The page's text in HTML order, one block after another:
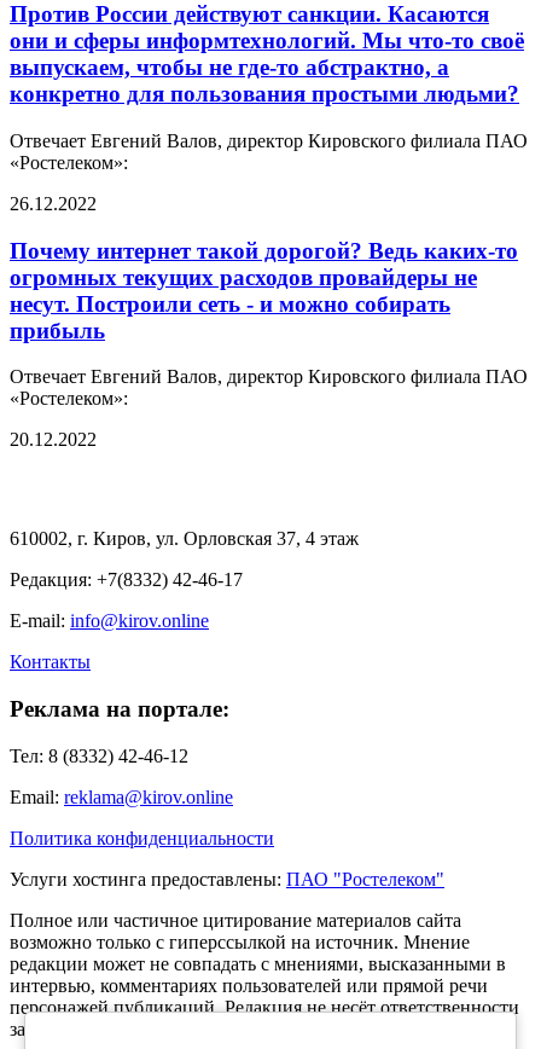
Против России действуют санкции. Касаются
они и сферы информтехнологий. Мы что-то своё
выпускаем, чтобы не где-то абстрактно, а
конкретно для пользования простыми людьми?
Отвечает Евгений Валов, директор Кировского филиала ПАО
«Ростелеком»:
26.12.2022
Почему интернет такой дорогой? Ведь каких-то
огромных текущих расходов провайдеры не
несут. Построили сеть - и можно собирать
прибыль
Отвечает Евгений Валов, директор Кировского филиала ПАО
«Ростелеком»:
20.12.2022
610002, г. Киров, ул. Орловская 37, 4 этаж
Редакция: +7(8332) 42-46-17
E-mail: info@kirov.online
Контакты
Реклама на портале:
Тел: 8 (8332) 42-46-12
Email: reklama@kirov.online
Политика конфиденциальности
Услуги хостинга предоставлены: ПАО "Ростелеком"
Полное или частичное цитирование материалов сайта
возможно только с гиперссылкой на источник. Мнение
редакции может не совпадать с мнениями, высказанными в
интервью, комментариях пользователей или прямой речи
персонажей публикаций. Редакция не несёт ответственности
за текст комментариев читателей.